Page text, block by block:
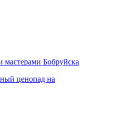
Бобруйска
ценопад на